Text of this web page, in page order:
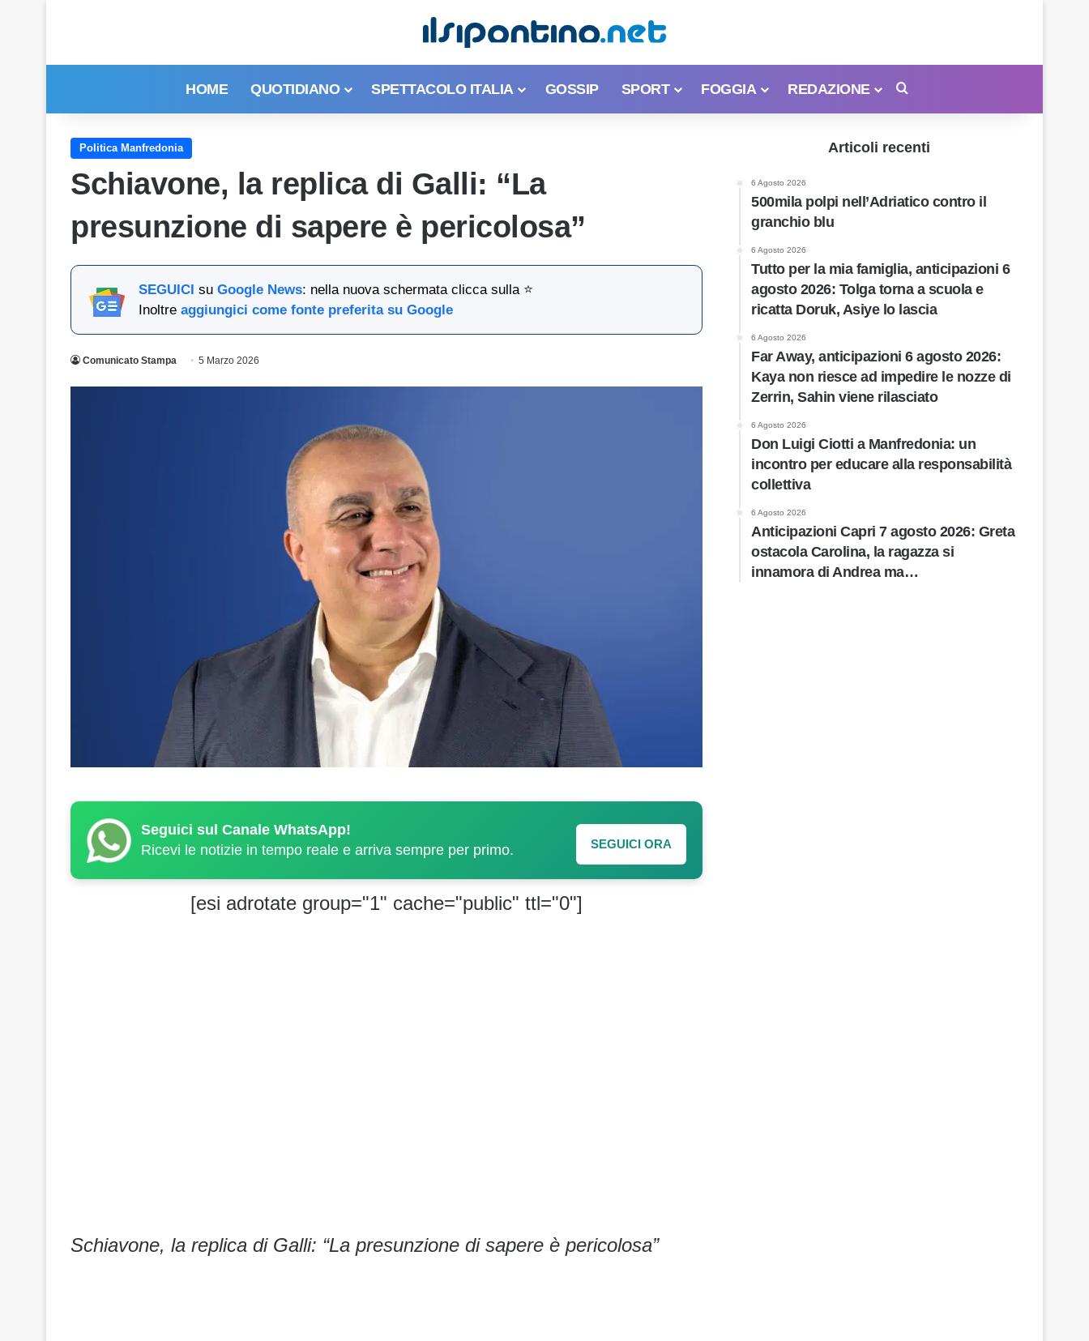
HOME QUOTIDIANO SPETTACOLO ITALIA GOSSIP SPORT FOGGIA REDAZIONE
Politica Manfredonia
Schiavone, la replica di Galli: “La
presunzione di sapere è pericolosa”
SEGUICI su Google News: nella nuova schermata clicca sulla ⭐
Inoltre aggiungici come fonte preferita su Google
Comunicato Stampa 5 Marzo 2026
Seguici sul Canale WhatsApp!
Ricevi le notizie in tempo reale e arriva sempre per primo.
SEGUICI ORA
[esi adrotate group="1" cache="public" ttl="0"]
Schiavone, la replica di Galli: “La presunzione di sapere è pericolosa”
Articoli recenti
6 Agosto 2026
500mila polpi nell’Adriatico contro il
granchio blu
6 Agosto 2026
Tutto per la mia famiglia, anticipazioni 6
agosto 2026: Tolga torna a scuola e
ricatta Doruk, Asiye lo lascia
6 Agosto 2026
Far Away, anticipazioni 6 agosto 2026:
Kaya non riesce ad impedire le nozze di
Zerrin, Sahin viene rilasciato
6 Agosto 2026
Don Luigi Ciotti a Manfredonia: un
incontro per educare alla responsabilità
collettiva
6 Agosto 2026
Anticipazioni Capri 7 agosto 2026: Greta
ostacola Carolina, la ragazza si
innamora di Andrea ma…